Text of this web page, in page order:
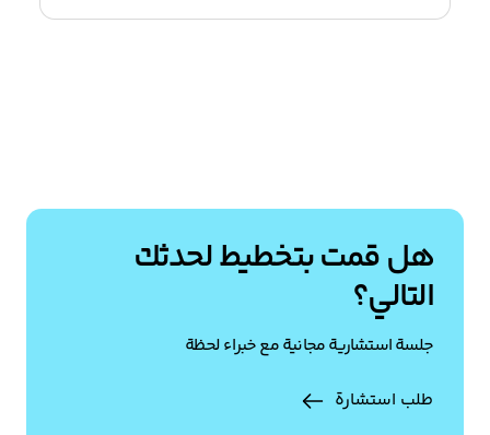
هل قمت بتخطيط لحدثك
التالي؟
جلسة استشارية مجانية مع خبراء لحظة
طلب استشارة